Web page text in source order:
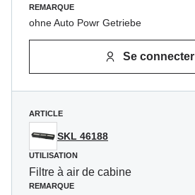
REMARQUE
ohne Auto Powr Getriebe
Se connecter
ARTICLE
SKL 46188
UTILISATION
Filtre à air de cabine
REMARQUE